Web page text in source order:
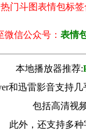
热门斗图表情包
信公众号： 表情
本地播放器推荐:
和迅雷影音支持
包括高清视
此外，还支持多